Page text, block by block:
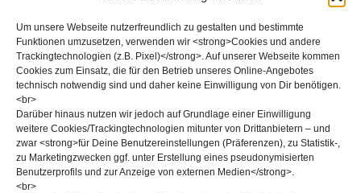
Um unsere Webseite nutzerfreundlich zu gestalten und bestimmte
Funktionen umzusetzen, verwenden wir <strong>Cookies und andere
Trackingtechnologien (z.B. Pixel)</strong>. Auf unserer Webseite kommen
Cookies zum Einsatz, die für den Betrieb unseres Online-Angebotes
technisch notwendig sind und daher keine Einwilligung von Dir benötigen.
<br>
Darüber hinaus nutzen wir jedoch auf Grundlage einer Einwilligung
weitere Cookies/Trackingtechnologien mitunter von Drittanbietern – und
zwar <strong>für Deine Benutzereinstellungen (Präferenzen), zu Statistik-,
zu Marketingzwecken ggf. unter Erstellung eines pseudonymisierten
Benutzerprofils und zur Anzeige von externen Medien</strong>.
<br>
Dein geilster Moment beim
Bouldern?
Wenn man nach Ewigkeiten einen harten Sprung geschafft hat.
Was ist dein bester Tipp für einen
Boulder-Einsteiger?
Technik vor Kraft